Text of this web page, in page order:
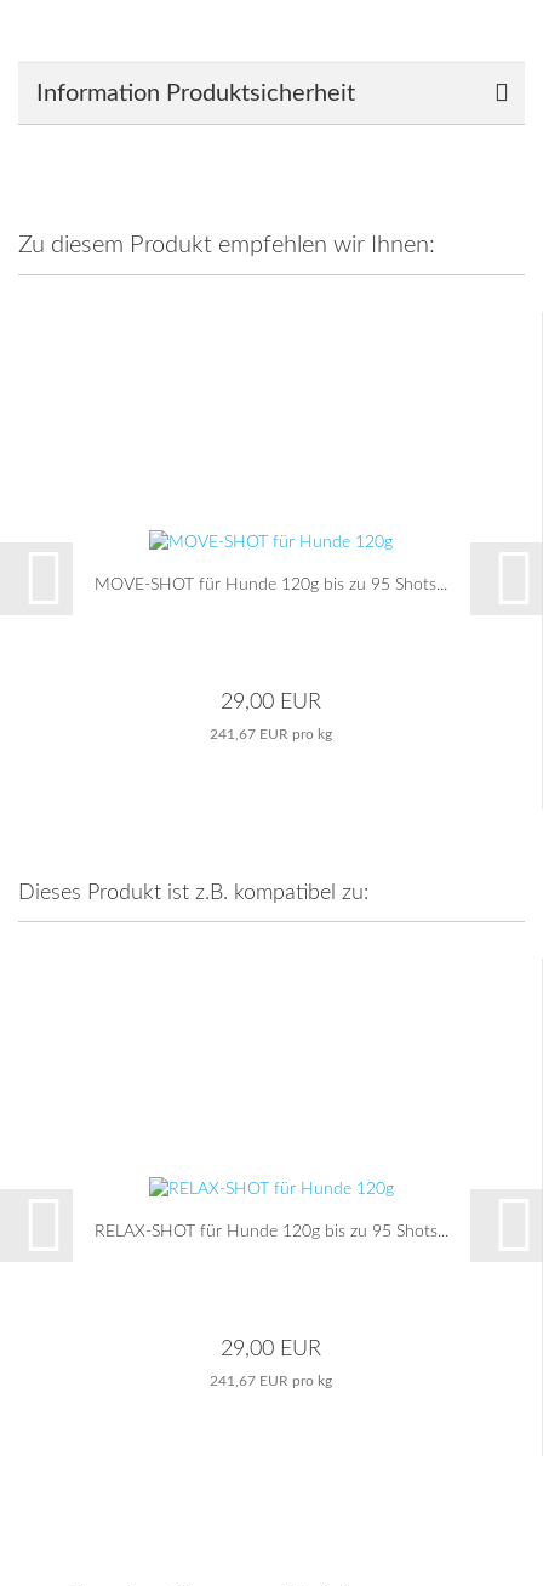
Information Produktsicherheit
Zu diesem Produkt empfehlen wir Ihnen:
MOVE-SHOT für Hunde 120g bis zu 95 Shots...
29,00 EUR
241,67 EUR pro kg
Dieses Produkt ist z.B. kompatibel zu:
RELAX-SHOT für Hunde 120g bis zu 95 Shots...
29,00 EUR
241,67 EUR pro kg